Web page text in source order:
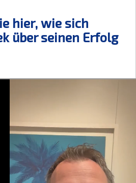
hier, wie sich
über seinen Erfolg